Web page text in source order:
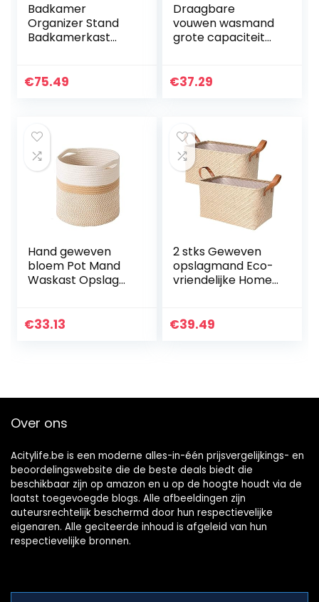
Badkamer
Organizer Stand
Badkamerkast
Slaapkamer
€75.49
Draagbare
vouwen wasmand
grote capaciteit
linnen opslag
€37.29
Hand geweven
bloem Pot Mand
Waskast Opslag
Container Planter
€33.13
2 stks Geweven
opslagmand Eco-
vriendelijke Home
Organizer Box
€39.49
Over ons
Acitylife.be is een moderne alles-in-één prijsvergelijkings- en
beoordelingswebsite die de beste deals biedt die
beschikbaar zijn op amazon en u op de hoogte houdt via de
laatst toegevoegde blogs. Alle afbeeldingen zijn
auteursrechtelijk beschermd door hun respectievelijke
eigenaren. Alle geciteerde inhoud is afgeleid van hun
respectievelijke bronnen.